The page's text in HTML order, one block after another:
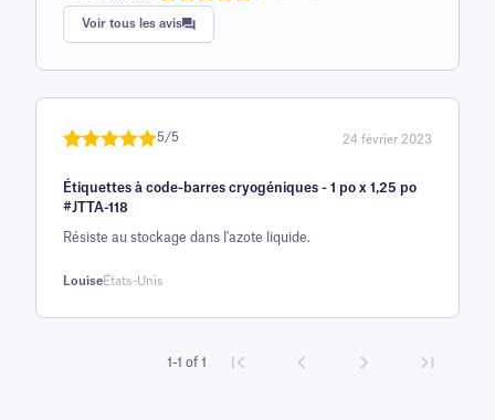
Note
sur 5
basée sur
1
avis client
Voir tous les avis
5 sur la
base d'
évaluation
5/5 24 février 2023
Étiquettes à code-barres cryogéniques - 1 po x 1,25 po
#JTTA-118
Résiste au stockage dans l'azote liquide.
LouiseÉtats-Unis
1-1 of 1